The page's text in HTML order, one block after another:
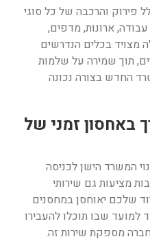
פירוק והרכבה של כל סוגי
ארונות, מדפים,
מצויד בכלים הנדרשים
תוך שמירה על שלמות
החדש בצורה נכונה
באחסון זמני של
המשרד הישן לכניסה
מציעות גם שירותי
שלכם יאוחסן במחסנים
למועד שבו תוכלו להעבירו
מספקת שירות זה.